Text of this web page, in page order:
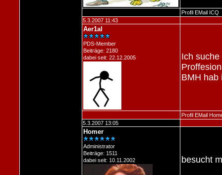
Profil EMail ICQ
5.3.2007 11:43
Aer1al
PDS-Member
Beiträge: 2180
dabei seit: 22.12.2005
Ich
BMH hab
Profil EMail
5.3.2007 13:05
Homer
Administrator
Beiträge: 1511
dabei seit: 10.11.2002
besucht